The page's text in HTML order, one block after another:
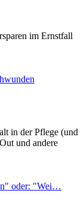
im Ernstfall
in der Pflege (und
und andere
oder: "Wei…